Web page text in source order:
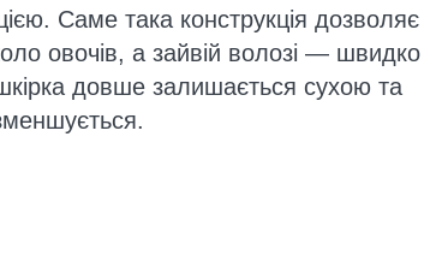
Саме така конструкція дозволяє
овочів, а зайвій волозі — швидко
довше залишається сухою та